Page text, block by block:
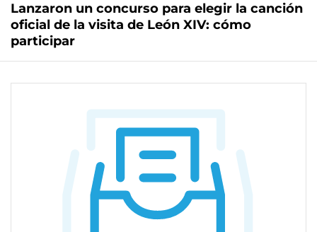
Lanzaron un concurso para elegir la canción
oficial de la visita de León XIV: cómo
participar